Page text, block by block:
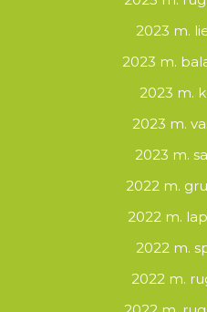
2023 m.
2023 m.
2023 m.
2023 m.
2023 m.
2022 m.
2022 m.
2022 m.
2022 m.